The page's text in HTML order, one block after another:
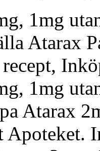
1mg
Atarax
1mg
Atarax
Apoteket.